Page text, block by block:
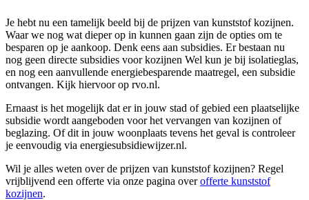
Je hebt nu een tamelijk beeld bij de prijzen van kunststof kozijnen.
Waar we nog wat dieper op in kunnen gaan zijn de opties om te
besparen op je aankoop. Denk eens aan subsidies. Er bestaan nu
nog geen directe subsidies voor kozijnen Wel kun je bij isolatieglas,
en nog een aanvullende energiebesparende maatregel, een subsidie
ontvangen. Kijk hiervoor op rvo.nl.
Ernaast is het mogelijk dat er in jouw stad of gebied een plaatselijke
subsidie wordt aangeboden voor het vervangen van kozijnen of
beglazing. Of dit in jouw woonplaats tevens het geval is controleer
je eenvoudig via energiesubsidiewijzer.nl.
Wil je alles weten over de prijzen van kunststof kozijnen? Regel
vrijblijvend een offerte via onze pagina overofferte kunststof
kozijnen.